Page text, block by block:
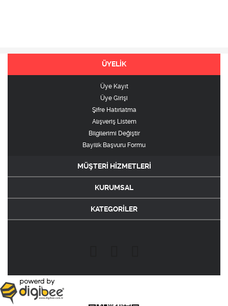
ÜYELİK
Üye Kayıt
Üye Girişi
Şifre Hatırlatma
Alışveriş Listem
Bilgilerimi Değiştir
Bayilik Başvuru Formu
MÜŞTERİ HİZMETLERİ
KURUMSAL
KATEGORİLER